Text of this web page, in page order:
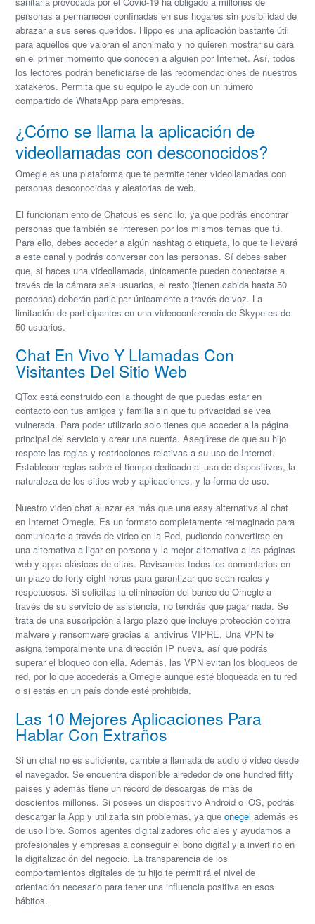
personas a permanecer confinadas en sus hogares sin posibilidad de
abrazar a sus seres queridos. Hippo es una aplicación bastante útil
para aquellos que valoran el anonimato y no quieren mostrar su cara
en el primer momento que conocen a alguien por Internet. Así, todos
los lectores podrán beneficiarse de las recomendaciones de nuestros
xatakeros. Permita que su equipo le ayude con un número
compartido de WhatsApp para empresas.
¿Cómo se llama la aplicación de
videollamadas con desconocidos?
Omegle es una plataforma que te permite tener videollamadas con
personas desconocidas y aleatorias de web.
El funcionamiento de Chatous es sencillo, ya que podrás encontrar
personas que también se interesen por los mismos temas que tú.
Para ello, debes acceder a algún hashtag o etiqueta, lo que te llevará
a este canal y podrás conversar con las personas. Sí debes saber
que, si haces una videollamada, únicamente pueden conectarse a
través de la cámara seis usuarios, el resto (tienen cabida hasta 50
personas) deberán participar únicamente a través de voz. La
limitación de participantes en una videoconferencia de Skype es de
50 usuarios.
Chat En Vivo Y Llamadas Con
Visitantes Del Sitio Web
QTox está construido con la thought de que puedas estar en
contacto con tus amigos y familia sin que tu privacidad se vea
vulnerada. Para poder utilizarlo solo tienes que acceder a la página
principal del servicio y crear una cuenta. Asegúrese de que su hijo
respete las reglas y restricciones relativas a su uso de Internet.
Establecer reglas sobre el tiempo dedicado al uso de dispositivos, la
naturaleza de los sitios web y aplicaciones, y la forma de uso.
Nuestro video chat al azar es más que una easy alternativa al chat
en Internet Omegle. Es un formato completamente reimaginado para
comunicarte a través de video en la Red, pudiendo convertirse en
una alternativa a ligar en persona y la mejor alternativa a las páginas
web y apps clásicas de citas. Revisamos todos los comentarios en
un plazo de forty eight horas para garantizar que sean reales y
respetuosos. Si solicitas la eliminación del baneo de Omegle a
través de su servicio de asistencia, no tendrás que pagar nada. Se
trata de una suscripción a largo plazo que incluye protección contra
malware y ransomware gracias al antivirus VIPRE. Una VPN te
asigna temporalmente una dirección IP nueva, así que podrás
superar el bloqueo con ella. Además, las VPN evitan los bloqueos de
red, por lo que accederás a Omegle aunque esté bloqueada en tu red
o si estás en un país donde esté prohibida.
Las 10 Mejores Aplicaciones Para
Hablar Con Extraños
Si un chat no es suficiente, cambie a llamada de audio o video desde
el navegador. Se encuentra disponible alrededor de one hundred fifty
países y además tiene un récord de descargas de más de
doscientos millones. Si posees un dispositivo Android o iOS, podrás
descargar la App y utilizarla sin problemas, ya queonegel además es
de uso libre. Somos agentes digitalizadores oficiales y ayudamos a
profesionales y empresas a conseguir el bono digital y a invertirlo en
la digitalización del negocio. La transparencia de los
comportamientos digitales de tu hijo te permitirá el nivel de
orientación necesario para tener una influencia positiva en esos
hábitos.